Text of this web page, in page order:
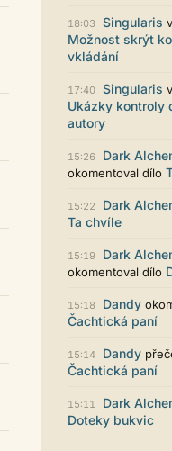
puero 29.07. 11:53
Zajímavý počin.
Santiago Dibla
Ahoj všem! Právě
svou druhou
přečtení! Sbírka
sobě, dostupná je
a-v-sobe-428529
Kristína Melegová
super práca,
ešte žije
Pena pace
zvykani po tech x
Terri42
26.07. 20:42
Na mobilu to
chvilku jsem si
moc pěkné
18:03 Singularis
Možnost skrýt
vkládání
17:40 Singularis
Ukázky kontroly
autory
15:26 Dark
okomentoval dílo
15:22 Dark
Ta chvíle
15:19 Dark
okomentoval dílo
15:18 Dandy
Čachtická paní
15:14 Dandy
Čachtická paní
15:11 Dark
Doteky bukvic